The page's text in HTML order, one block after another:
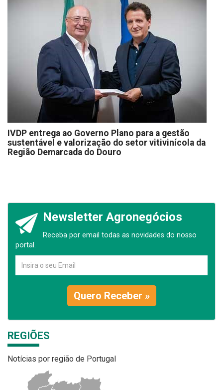
IVDP entrega ao Governo Plano para a gestão
sustentável e valorização do setor vitivinícola da
Região Demarcada do Douro
Newsletter Agronegócios
Receba por email todas as novidades do nosso
portal.
Quero Receber »
REGIÕES
Notícias por região de Portugal